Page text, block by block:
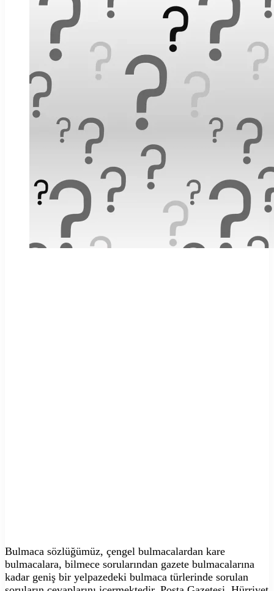
Bulmaca sözlüğümüz, çengel bulmacalardan kare
bulmacalara, bilmece sorularından gazete bulmacalarına
kadar geniş bir yelpazedeki bulmaca türlerinde sorulan